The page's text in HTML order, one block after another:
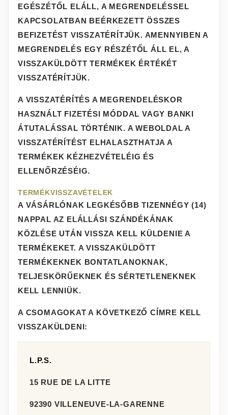
EGÉSZÉTŐL ELÁLL, A MEGRENDELÉSSEL
KAPCSOLATBAN BEÉRKEZETT ÖSSZES
BEFIZETÉST VISSZATÉRÍTJÜK. AMENNYIBEN A
MEGRENDELÉS EGY RÉSZÉTŐL ÁLL EL, A
VISSZAKÜLDÖTT TERMÉKEK ÉRTÉKÉT
VISSZATÉRÍTJÜK.
A VISSZATÉRÍTÉS A MEGRENDELÉSKOR
HASZNÁLT FIZETÉSI MÓDDAL VAGY BANKI
ÁTUTALÁSSAL TÖRTÉNIK. A WEBOLDAL A
VISSZATÉRÍTÉST ELHALASZTHATJA A
TERMÉKEK KÉZHEZVÉTELÉIG ÉS
ELLENŐRZÉSÉIG.
TERMÉKVISSZAVÉTELEK
A VÁSÁRLÓNAK LEGKÉSŐBB TIZENNÉGY (14)
NAPPAL AZ ELÁLLÁSI SZÁNDÉKÁNAK
KÖZLÉSE UTÁN VISSZA KELL KÜLDENIE A
TERMÉKEKET. A VISSZAKÜLDÖTT
TERMÉKEKNEK BONTATLANOKNAK,
TELJESKÖRŰEKNEK ÉS SÉRTETLENEKNEK
KELL LENNIÜK.
A CSOMAGOKAT A KÖVETKEZŐ CÍMRE KELL
VISSZAKÜLDENI:
L.P.S.
15 RUE DE LA LITTE
92390 VILLENEUVE-LA-GARENNE